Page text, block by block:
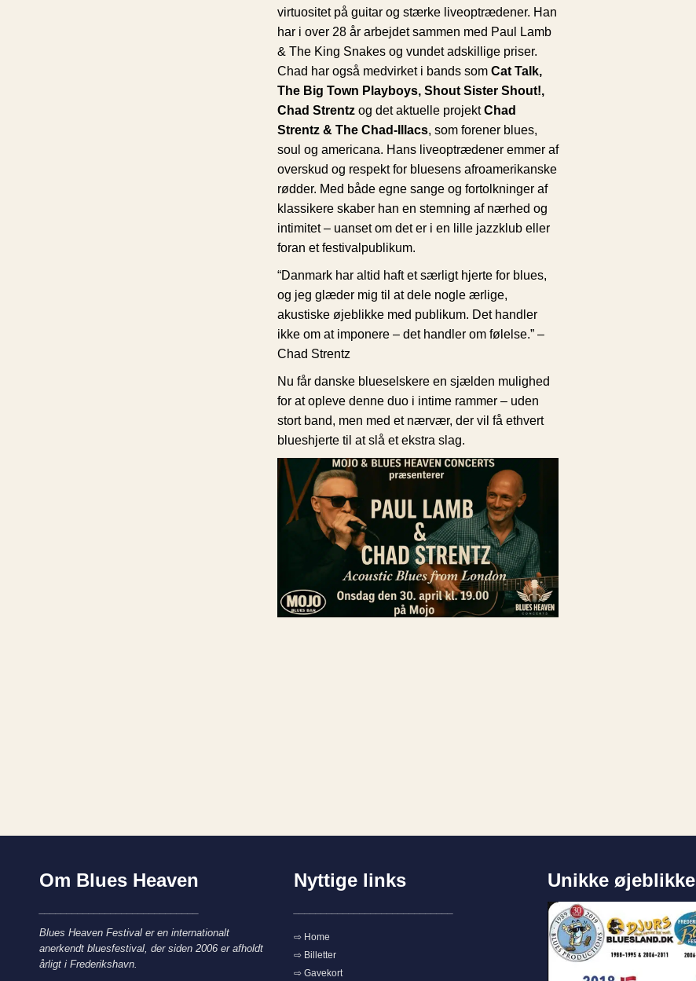
virtuositet på guitar og stærke liveoptrædener. Han
har i over 28 år arbejdet sammen med Paul Lamb
& The King Snakes og vundet adskillige priser.
Chad har også medvirket i bands som Cat Talk,
The Big Town Playboys, Shout Sister Shout!,
Chad Strentz og det aktuelle projektChad
Strentz & The Chad-Illacs, som forener blues,
soul og americana. Hans liveoptrædener emmer af
overskud og respekt for bluesens afroamerikanske
rødder. Med både egne sange og fortolkninger af
klassikere skaber han en stemning af nærhed og
intimitet – uanset om det er i en lille jazzklub eller
foran et festivalpublikum.
“Danmark har altid haft et særligt hjerte for blues,
og jeg glæder mig til at dele nogle ærlige,
akustiske øjeblikke med publikum. Det handler
ikke om at imponere – det handler om følelse.” –
Chad Strentz
Nu får danske blueselskere en sjælden mulighed
for at opleve denne duo i intime rammer – uden
stort band, men med et nærvær, der vil få ethvert
blueshjerte til at slå et ekstra slag.
Om Blues Heaven
Blues Heaven Festival er en internationalt
anerkendt bluesfestival, der siden 2006 er afholdt
årligt i Frederikshavn.
Nyttige links
⇨ Home
⇨ Billetter
⇨ Gavekort
Unikke øjeblikke